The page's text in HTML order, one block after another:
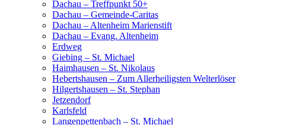
Dachau – Treffpunkt 50+
Dachau – Gemeinde-Caritas
Dachau – Altenheim Marienstift
Dachau – Evang. Altenheim
Erdweg
Giebing – St. Michael
Haimhausen – St. Nikolaus
Hebertshausen – Zum Allerheiligsten Welterlöser
Hilgertshausen – St. Stephan
Jetzendorf
Karlsfeld
Langenpettenbach – St. Michael